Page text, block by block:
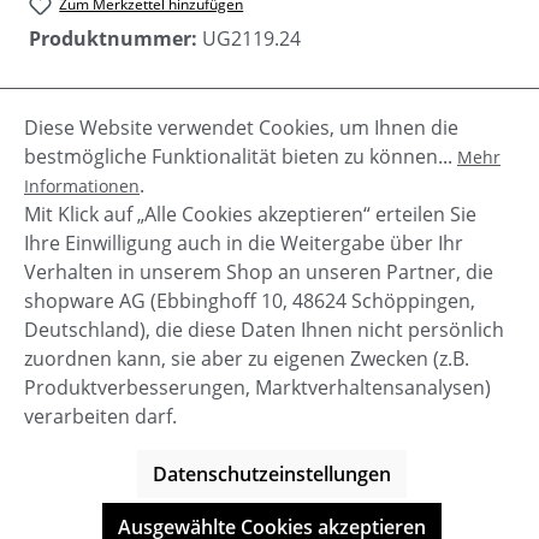
Zum Merkzettel hinzufügen
Produktnummer: UG2119.24
Beschreibung
Die Jogger Hose ERICKA von UGG ist innen flauschig
und außen aus glattem Sweat.Sie ist locker sitzend
geschnitten. Wenn Sie… Mehr
Service-Hotline
Informationen
Diese Website verwendet Cookies, um Ihnen die
bestmögliche Funktionalität bieten zu können... Mehr
Informationen.
Mit Klick auf „Alle Cookies akzeptieren“ erteilen Sie
Ihre Einwilligung auch in die Weitergabe über Ihr
Verhalten in unserem Shop an unseren Partner, die
shopware AG (Ebbinghoff 10, 48624 Schöppingen,
Deutschland), die diese Daten Ihnen nicht persönlich
zuordnen kann, sie aber zu eigenen Zwecken (z.B.
Produktverbesserungen, Marktverhaltensanalysen)
verarbeiten darf.
Datenschutzeinstellungen
Ausgewählte Cookies akzeptieren